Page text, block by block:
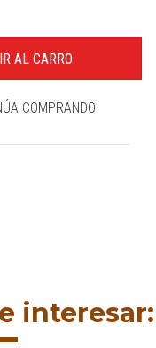
COMPRANDO
interesar: